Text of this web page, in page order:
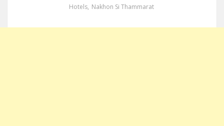
Hotels, Nakhon Si Thammarat